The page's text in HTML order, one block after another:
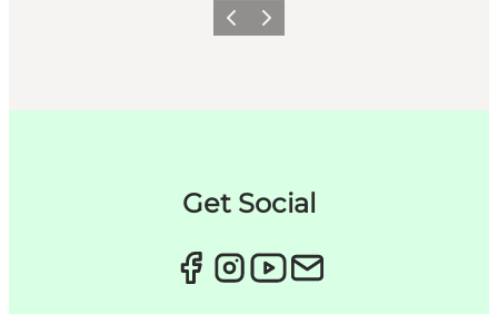
ForrigeNæste
Get Social